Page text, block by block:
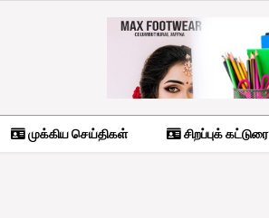
முக்கிய செய்திகள் சிறப்புக் கட்டுரை